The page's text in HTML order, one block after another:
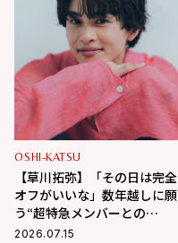
OSHI-KATSU
【草川拓弥】「その日は完全
オフがいいな」数年越しに願
う“超特急メンバーとの
BBQ”！最近熱中している趣味
2026.07.15